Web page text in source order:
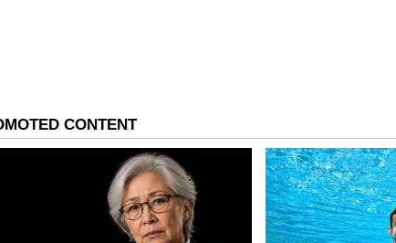
ಇಟ್ಟರಂತೂ ಡ್ರೈ ಆಗಿಬಿಡುತ್ತದೆ. ಹಾಗೆಂದು ಫ್ರಿಜ್​ನಲ್ಲಿ ಇಟ್ಟರೂ ಡ್ರೈ
ಇಟ್ಟರೂ ಒಣಗಿ ಹೋಗುವುದಂತೂ ಖಂಡಿತ. ಇಲ್ಲವೇ ಕೆಲವೇ